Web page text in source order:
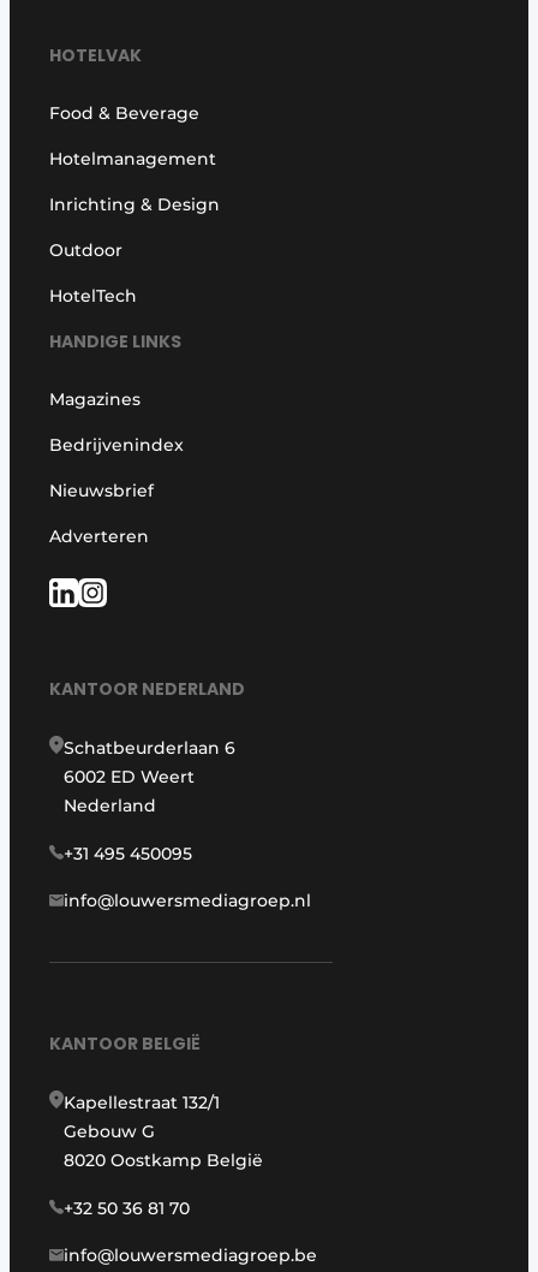
HOTELVAK
Food & Beverage
Hotelmanagement
Inrichting & Design
Outdoor
HotelTech
HANDIGE LINKS
Magazines
Bedrijvenindex
Nieuwsbrief
Adverteren
KANTOOR NEDERLAND
Schatbeurderlaan 6
6002 ED Weert
Nederland
+31 495 450095
info@louwersmediagroep.nl
KANTOOR BELGIË
Kapellestraat 132/1
Gebouw G
8020 Oostkamp België
+32 50 36 81 70
info@louwersmediagroep.be